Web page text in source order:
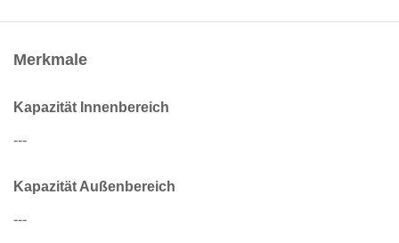
Merkmale
Kapazität Innenbereich
---
Kapazität Außenbereich
---